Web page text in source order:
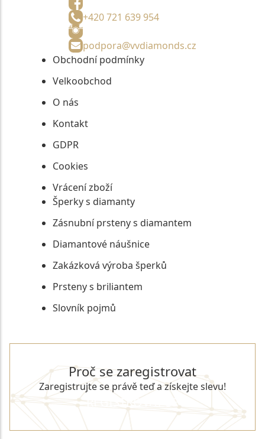
+420 721 639 954
podpora@vvdiamonds.cz
Obchodní podmínky
Velkoobchod
O nás
Kontakt
GDPR
Cookies
Vrácení zboží
Šperky s diamanty
Zásnubní prsteny s diamantem
Diamantové náušnice
Zakázková výroba šperků
Prsteny s briliantem
Slovník pojmů
Proč se zaregistrovat
Zaregistrujte se právě teď a získejte slevu!
REGISTROVAT SE